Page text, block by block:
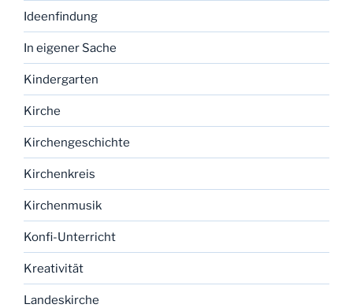
Ideenfindung
In eigener Sache
Kindergarten
Kirche
Kirchengeschichte
Kirchenkreis
Kirchenmusik
Konfi-Unterricht
Kreativität
Landeskirche